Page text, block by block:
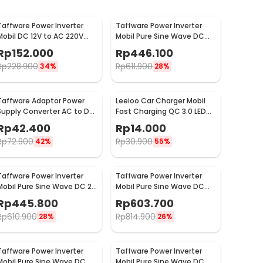
Power Inverter
DC 12V to AC 220V
152.000
228.900 34%
Taffware Power Inverter
Mobil Pure Sine Wave DC
12V to AC 220V 1000W -
NBQ1000W
Rp446.100
Rp611.900 28%
Adaptor Power
Converter AC to DC
42.400
72.900 42%
Leeioo Car Charger Mobil
Fast Charging QC 3.0 LED
Rp14.000
Rp30.900 55%
Power Inverter
Pure Sine Wave DC 24
to AC 220V 1000W -
445.800
610.900 28%
Taffware Power Inverter
Mobil Pure Sine Wave DC
12V to AC 220V 1600W -
NBQ1600W
Rp603.700
Rp814.900 26%
Power Inverter
Taffware Power Inverter